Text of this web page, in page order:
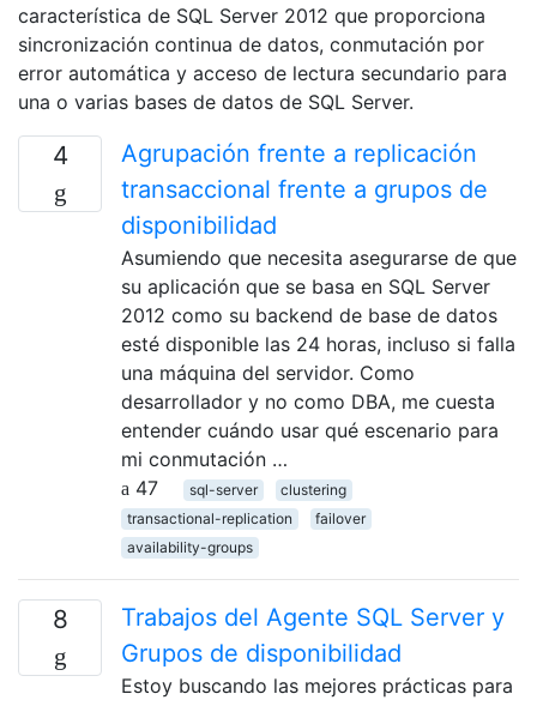
característica de SQL Server 2012 que proporciona
sincronización continua de datos, conmutación por
error automática y acceso de lectura secundario para
una o varias bases de datos de SQL Server.
4
Agrupación frente a replicación
transaccional frente a grupos de
disponibilidad
Asumiendo que necesita asegurarse de que
su aplicación que se basa en SQL Server
2012 como su backend de base de datos
esté disponible las 24 horas, incluso si falla
una máquina del servidor. Como
desarrollador y no como DBA, me cuesta
entender cuándo usar qué escenario para
mi conmutación …
47
sql-server
clustering
transactional-replication
failover
availability-groups
8
Trabajos del Agente SQL Server y
Grupos de disponibilidad
Estoy buscando las mejores prácticas para